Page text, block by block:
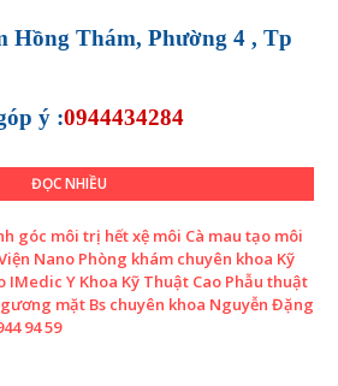
Hồng Thám, Phường 4 , Tp
ý :0944434284
ĐỌC NHIỀU
góc môi trị hết xệ môi Cà mau tạo môi
Nano Phòng khám chuyên khoa Kỹ
IMedic Y Khoa Kỹ Thuật Cao Phẫu thuật
mặt Bs chuyên khoa Nguyễn Đặng
94 59